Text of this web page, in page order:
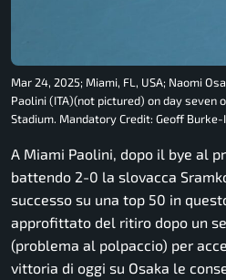
Mar 24, 2025; Miami, FL, USA; Naomi
Paolini (ITA)(not pictured) on day seven
Stadium. Mandatory Credit: Geoff
A Miami Paolini, dopo il bye al
battendo 2-0 la slovacca
successo su una top 50 in
approfittato del ritiro dopo un
(problema al polpaccio) per
vittoria di oggi su Osaka le